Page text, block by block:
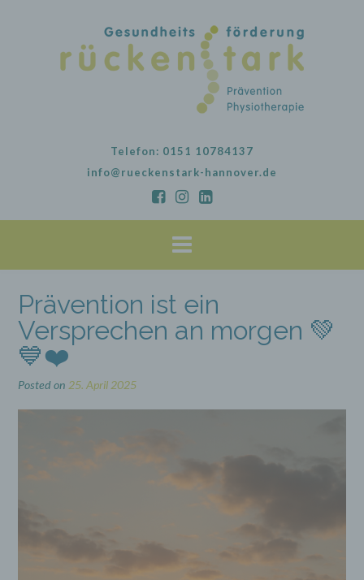
Telefon: 0151 10784137
info@rueckenstark-hannover.de
Prävention ist ein
Versprechen an morgen 💚
💙❤️
Posted on 25. April 2025